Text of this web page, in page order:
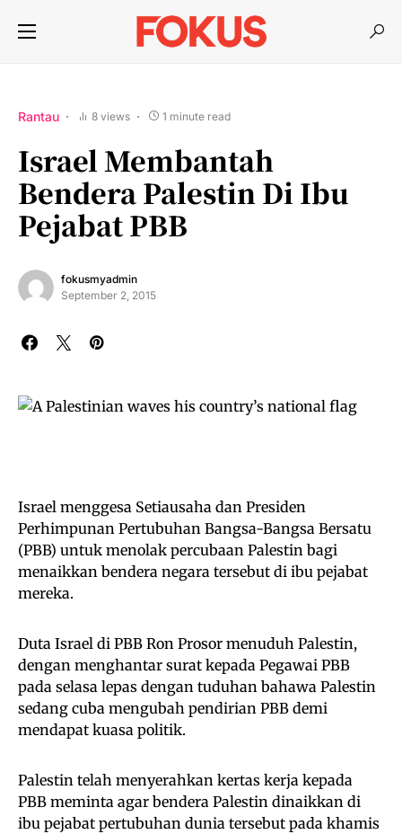
Rantau 8 views 1 minute read
Israel Membantah
Bendera Palestin Di Ibu
Pejabat PBB
fokusmyadmin
September 2, 2015
Israel menggesa Setiausaha dan Presiden
Perhimpunan Pertubuhan Bangsa-Bangsa Bersatu
(PBB) untuk menolak percubaan Palestin bagi
menaikkan bendera negara tersebut di ibu pejabat
mereka.
Duta Israel di PBB Ron Prosor menuduh Palestin,
dengan menghantar surat kepada Pegawai PBB
pada selasa lepas dengan tuduhan bahawa Palestin
sedang cuba mengubah pendirian PBB demi
mendapat kuasa politik.
Palestin telah menyerahkan kertas kerja kepada
PBB meminta agar bendera Palestin dinaikkan di
ibu pejabat pertubuhan dunia tersebut pada khamis